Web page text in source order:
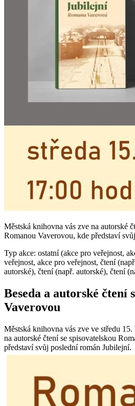
Městská knihovna vás zve na autorské
Romanou Vaverovou, kde představí
Typ akce: ostatní (akce pro veřejnost,
veřejnost, akce pro veřejnost, čtení
autorské), čtení (např. autorské), čtení
Beseda a autorské čtení
Vaverovou
Městská knihovna vás zve ve středu
na autorské čtení se spisovatelskou
představí svůj poslední román Jubilejní.